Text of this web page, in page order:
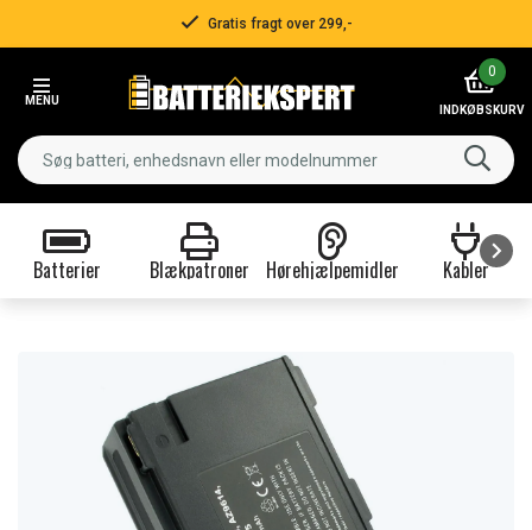
Gratis fragt over 299,-
MENU
0
INDKØBSKURV
Batterier Blækpatroner Hørehjælpemidler Kabler